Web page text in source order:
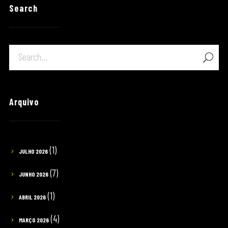
Search
Arquivo
JULHO 2026(1)
JUNHO 2026(7)
ABRIL 2026(1)
MARÇO 2026(4)